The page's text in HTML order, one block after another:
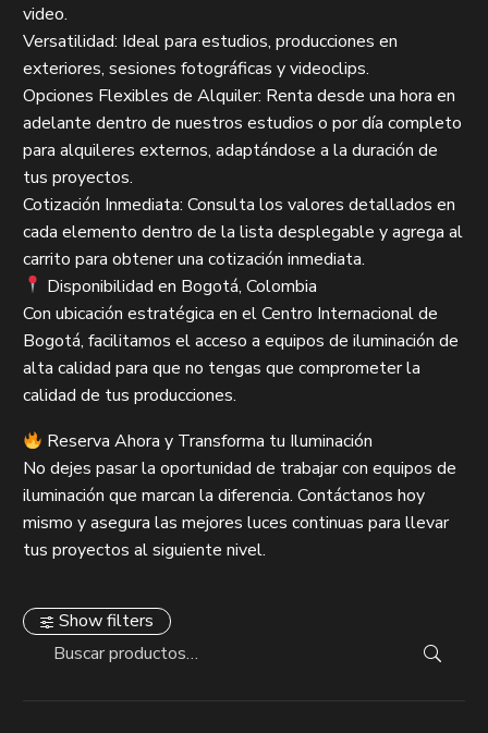
video.
Versatilidad: Ideal para estudios, producciones en
exteriores, sesiones fotográficas y videoclips.
Opciones Flexibles de Alquiler: Renta desde una hora en
adelante dentro de nuestros estudios o por día completo
para alquileres externos, adaptándose a la duración de
tus proyectos.
Cotización Inmediata: Consulta los valores detallados en
cada elemento dentro de la lista desplegable y agrega al
carrito para obtener una cotización inmediata.
Disponibilidad en Bogotá, Colombia
Con ubicación estratégica en el Centro Internacional de
Bogotá, facilitamos el acceso a equipos de iluminación de
alta calidad para que no tengas que comprometer la
calidad de tus producciones.
Reserva Ahora y Transforma tu Iluminación
No dejes pasar la oportunidad de trabajar con equipos de
iluminación que marcan la diferencia. Contáctanos hoy
mismo y asegura las mejores luces continuas para llevar
tus proyectos al siguiente nivel.
Show filters